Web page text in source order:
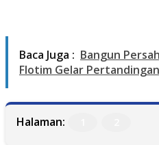
Baca Juga : Bangun
Flotim Gelar
Halaman: